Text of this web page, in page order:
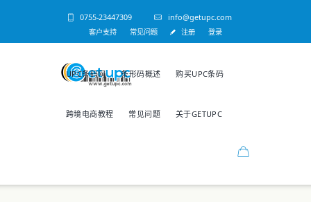
0755-23447309 info@getupc.com
客户支持 常见问题 注册 登录
UPC条码网 条形码概述 购买UPC条码
跨境电商教程 常见问题 关于GETUPC